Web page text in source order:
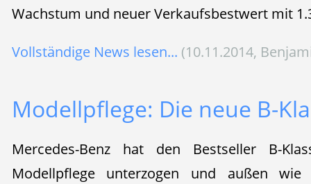
Wachstum und neuer Verkaufsbestwert mit
Vollständige News lesen... (10.11.2014,
Modellpflege: Die neue B-
Mercedes-Benz hat den Bestseller B-
Modellpflege unterzogen und außen